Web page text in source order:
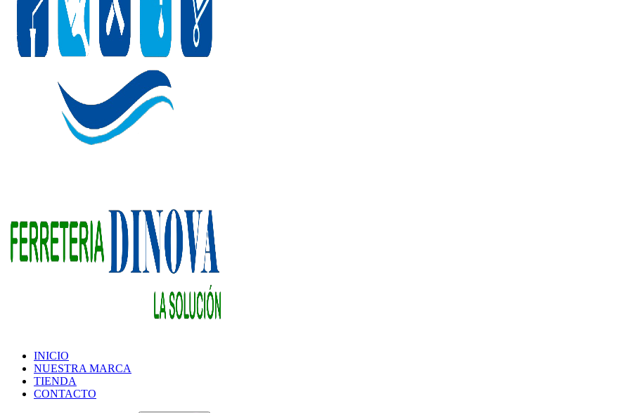
INICIO
NUESTRA MARCA
TIENDA
CONTACTO